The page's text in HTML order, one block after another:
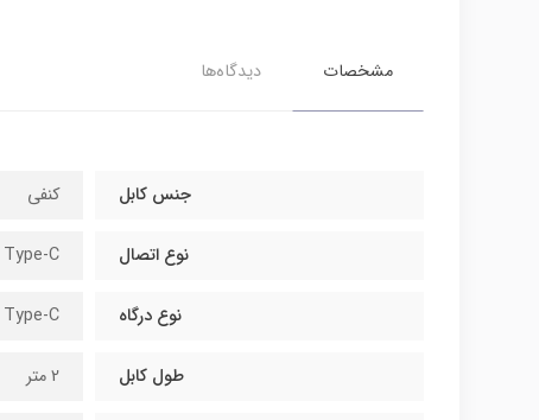
مشخصات دیدگاه‌ها
جنس کابل کنفی
نوع اتصال Type-C
نوع درگاه Type-C
طول کابل 2 متر